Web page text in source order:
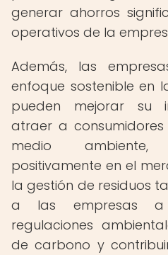
generar ahorros
operativos de la
Además, las
enfoque sostenible en
pueden mejorar su
atraer a
medio
positivamente en el
la gestión de residuos
a las empresas
regulaciones
de carbono y